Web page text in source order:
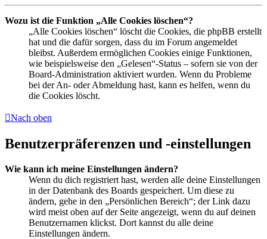
Wozu ist die Funktion „Alle Cookies löschen“?
„Alle Cookies löschen“ löscht die Cookies, die phpBB erstellt
hat und die dafür sorgen, dass du im Forum angemeldet
bleibst. Außerdem ermöglichen Cookies einige Funktionen,
wie beispielsweise den „Gelesen“-Status – sofern sie von der
Board-Administration aktiviert wurden. Wenn du Probleme
bei der An- oder Abmeldung hast, kann es helfen, wenn du
die Cookies löscht.
Nach oben
Benutzerpräferenzen und -einstellungen
Wie kann ich meine Einstellungen ändern?
Wenn du dich registriert hast, werden alle deine Einstellungen
in der Datenbank des Boards gespeichert. Um diese zu
ändern, gehe in den „Persönlichen Bereich“; der Link dazu
wird meist oben auf der Seite angezeigt, wenn du auf deinen
Benutzernamen klickst. Dort kannst du alle deine
Einstellungen ändern.